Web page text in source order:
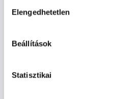
szabályzat:https://
kiválasztása
Elengedhetetlen
Beállítások
Statisztikai